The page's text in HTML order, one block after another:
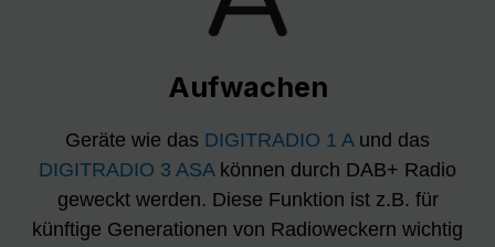
Aufwachen
Geräte wie das DIGITRADIO 1 Aund das
DIGITRADIO 3 ASAkönnen durch DAB+ Radio
geweckt werden. Diese Funktion ist z.B. für
künftige Generationen von Radioweckern wichtig